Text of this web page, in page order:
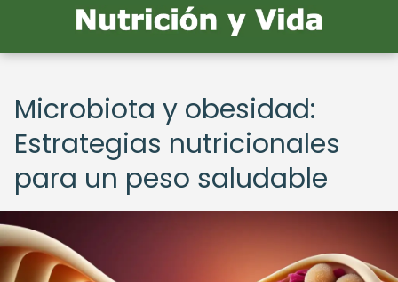
Microbiota y obesidad:
Estrategias nutricionales
para un peso saludable